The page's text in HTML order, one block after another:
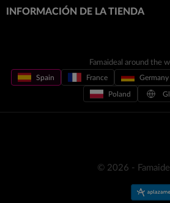
INFORMACIÓN DE LA TIENDA
Famaideal around the
Spain France Germany
Poland
© 2026 -